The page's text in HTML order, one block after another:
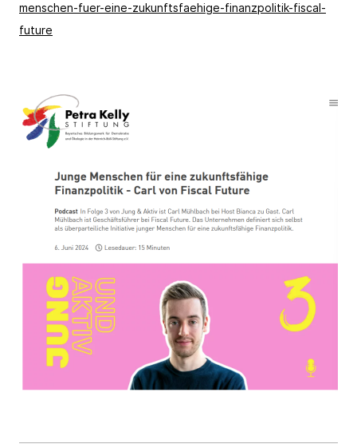
menschen-fuer-eine-zukunftsfaehige-finanzpolitik-fiscal-
future
Link kopieren